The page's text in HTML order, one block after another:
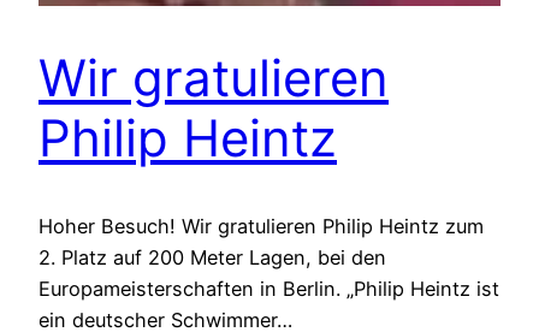
Wir gratulieren
Philip Heintz
Hoher Besuch! Wir gratulieren Philip Heintz zum
2. Platz auf 200 Meter Lagen, bei den
Europameisterschaften in Berlin. „Philip Heintz ist
ein deutscher Schwimmer…